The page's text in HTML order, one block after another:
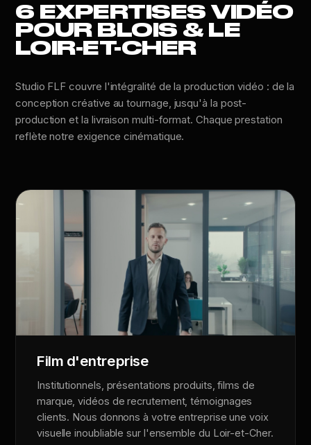
6 EXPERTISES VIDÉO
POUR BLOIS & LE
LOIR-ET-CHER
Studio FLF couvre l'intégralité de la production vidéo : de la
conception créative au tournage, jusqu'à la post-
production et la livraison multi-format. Chaque prestation
reflète notre exigence cinématique.
Film d'entreprise
Institutionnels, présentations produits, films de
marque, vidéos de recrutement, témoignages
clients. Nous donnons à votre entreprise une voix
visuelle inoubliable sur l'ensemble du Loir-et-Cher.